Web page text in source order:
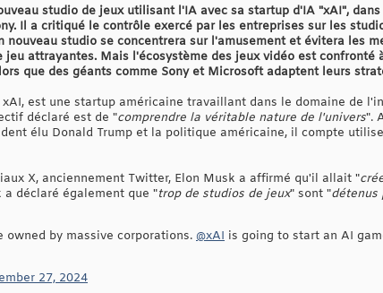
studio de jeux utilisant l'IA avec sa startup d'IA "xAI",
Il a critiqué le contrôle exercé par les entreprises sur les
nouveau studio se concentrera sur l'amusement et évitera les
jeu attrayantes. Mais l'écosystème des jeux vidéo est
que des géants comme Sony et Microsoft adaptent leurs
xAI, est une startup américaine travaillant dans le domaine de
déclaré est de "comprendre la véritable nature de l'univers".
élu Donald Trump et la politique américaine, il compte
X, anciennement Twitter, Elon Musk a affirmé qu'il allait "
a déclaré également que "trop de studios de jeux" sont "détenus
owned by massive corporations. @xAI is going to start an AI
27, 2024